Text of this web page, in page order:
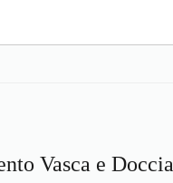
Vasca e Doccia